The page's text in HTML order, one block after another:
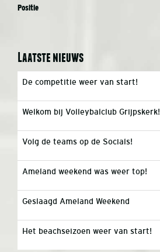
Positie
Laatste nieuws
De competitie weer van start!
Welkom bij Volleybalclub Grijpskerk!
Volg de teams op de Socials!
Ameland weekend was weer top!
Geslaagd Ameland Weekend
Het beachseizoen weer van start!